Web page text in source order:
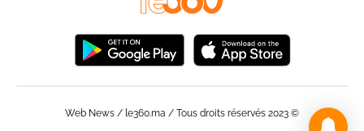
© Web News / le360.ma / Tous droits réservés 2023